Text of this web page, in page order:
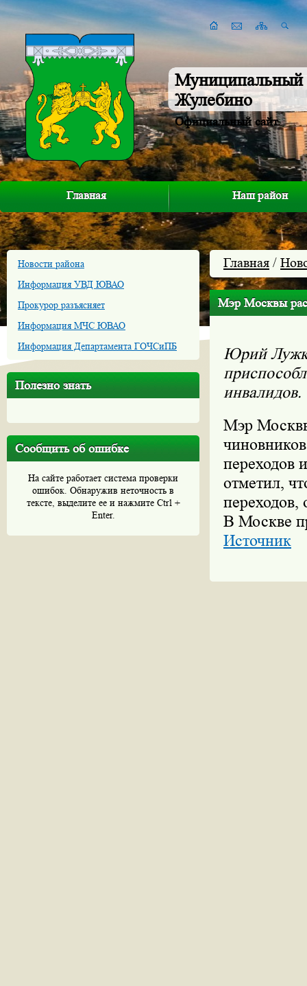
Муниципальный
Жулебино
Официальный сайт
Главная Наш район
Новости района
Информация УВД ЮВАО
Прокурор разъясняет
Информация МЧС ЮВАО
Информация Департамента ГОЧСиПБ
Полезно знать
Сообщить об ошибке
На сайте работает система проверки
ошибок. Обнаружив неточность в
тексте, выделите ее и нажмите Ctrl +
Enter.
Главная /
Мэр Москвы
Юрий
инвалидов.
Мэр
переходов
отметил,
переходов,
В Москве
Источник